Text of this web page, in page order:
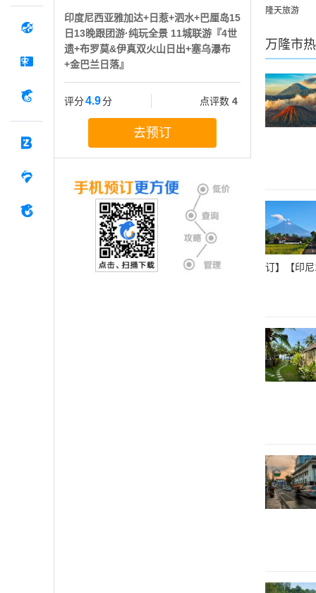
印度尼西亚雅加达+日惹+泗水+巴厘岛15
日13晚跟团游·纯玩全景 11城联游『4世
遗+布罗莫&伊真双火山日出+塞乌瀑布
+金巴兰日落』
评分4.9分 点评数 4
去预订
隆天旅游
万隆市
订】【印